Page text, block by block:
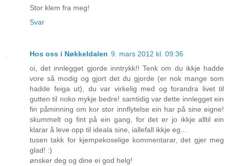
Stor klem fra meg!
Svar
Hos oss i Nøkkeldalen 9. mars 2012 kl. 09:36
oi, det innlegget gjorde inntrykk!! Tenk om du ikkje hadde
vore så modig og gjort det du gjorde (er nok mange som
hadde feiga ut), du var virkelig med og forandra livet til
gutten til noko mykje bedre! samtidig var dette innlegget ein
fin påminning om kor stor innflytelse ein har på sine eigne!
skummelt og fint på ein gang, for det er jo ikkje alltil ein
klarar å leve opp til ideala sine, iallefall ikkje eg...
tusen takk for kjempekoselige kommentarar, det gjer meg
glad! :)
ønsker deg og dine ei god helg!